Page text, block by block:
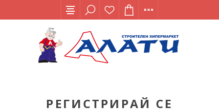
РЕГИСТРИРАЙ СЕ